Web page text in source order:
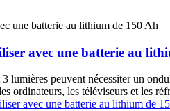
avec une batterie au
lumières peuvent nécessiter un
ordinateurs, les téléviseurs et les
avec une batterie au lithium de